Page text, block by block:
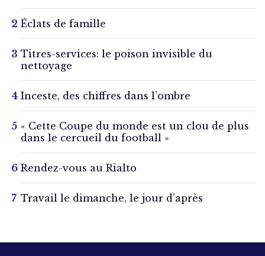
Éclats de famille
Titres-services: le poison invisible du
nettoyage
Inceste, des chiffres dans l’ombre
« Cette Coupe du monde est un clou de plus
dans le cercueil du football »
Rendez-vous au Rialto
Travail le dimanche, le jour d’après